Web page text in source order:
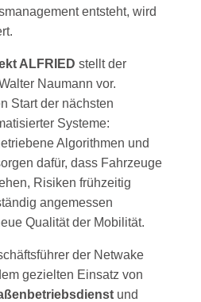
entsteht, wird
ALFRIED stellt der
Naumann vor.
Start der nächsten
Systeme:
Algorithmen und
dafür, dass Fahrzeuge
Risiken frühzeitig
angemessen
Qualität der Mobilität.
der Netwake
gezielten Einsatz von
und